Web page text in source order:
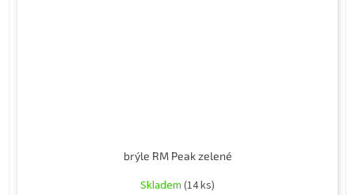
brýle RM Peak zelené
Skladem (14 ks)